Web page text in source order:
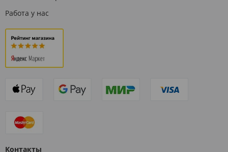
Работа у нас
Контакты